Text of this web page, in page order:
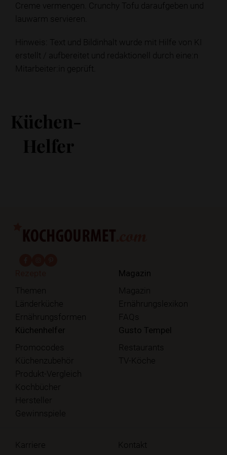
Creme vermengen. Crunchy Tofu daraufgeben und
lauwarm servieren.
Hinweis: Text und Bildinhalt wurde mit Hilfe von KI
erstellt / aufbereitet und redaktionell durch eine:n
Mitarbeiter:in geprüft.
Küchen-
Helfer
Themen
Länderküche
Ernährungsformen
Magazin
Magazin
Ernährungslexikon
FAQs
Küchenhelfer
Promocodes
Küchenzubehör
Produkt-Vergleich
Kochbücher
Hersteller
Gewinnspiele
Gusto Tempel
Restaurants
TV-Köche
Karriere Kontakt